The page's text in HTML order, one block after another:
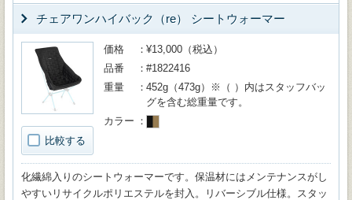
チェアワンハイバック（re） シートウォーマー
比較する
価格
¥13,000（税込）
品番
#1822416
重量
452g（473g）※（ ）内はスタッフバッ
グを含む総重量です。
カラー
化繊綿入りのシートウォーマーです。保温材にはメンテナンスがし
やすいリサイクルポリエステルを封入。リバーシブル仕様。スタッ